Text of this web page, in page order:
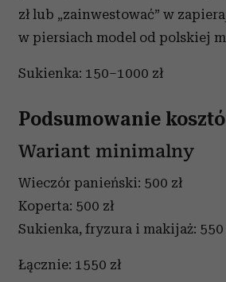
zł lub „zainwestować” w
w piersiach model od polskiej
Sukienka: 150–1000 zł
Podsumowanie
Wariant minimalny
Wieczór panieński: 500 zł
Koperta: 500 zł
Sukienka, fryzura i makijaż: 550
Łącznie: 1550 zł